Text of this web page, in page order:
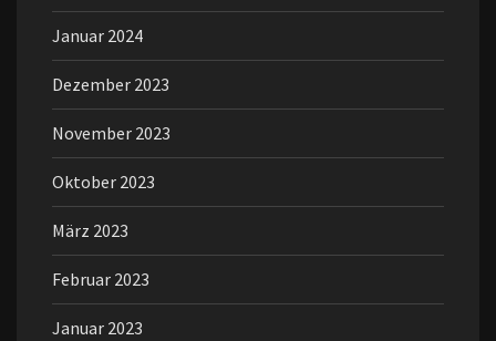
Januar 2024
Dezember 2023
November 2023
Oktober 2023
März 2023
Februar 2023
Januar 2023